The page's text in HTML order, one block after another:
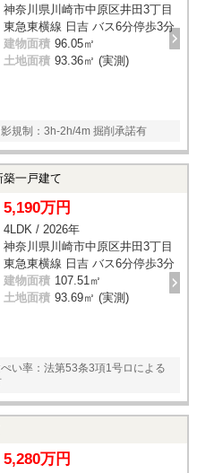
神奈川県川崎市中原区井田3丁目
東急東横線 日吉 バス6分停歩3分
建物面積 96.05㎡
土地面積 93.36㎡ (実測)
規制：3h-2h/4m 掘削承諾有
築一戸建て
5,190万円
4LDK / 2026年
神奈川県川崎市中原区井田3丁目
東急東横線 日吉 バス6分停歩3分
建物面積 107.51㎡
土地面積 93.69㎡ (実測)
い率：法第53条3項1号ロによる
5,280万円